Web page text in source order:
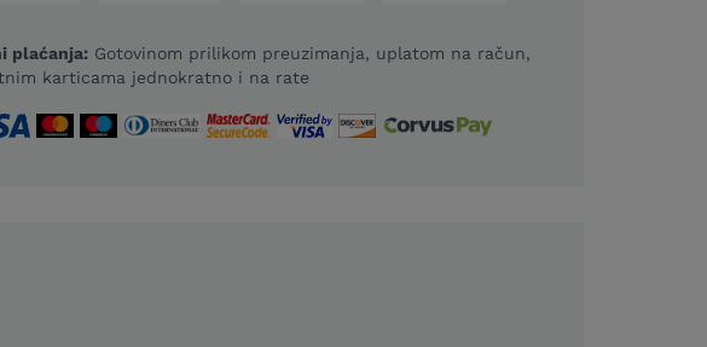
plaćanja: Gotovinom prilikom preuzimanja, uplatom na račun,
karticama jednokratno i na rate